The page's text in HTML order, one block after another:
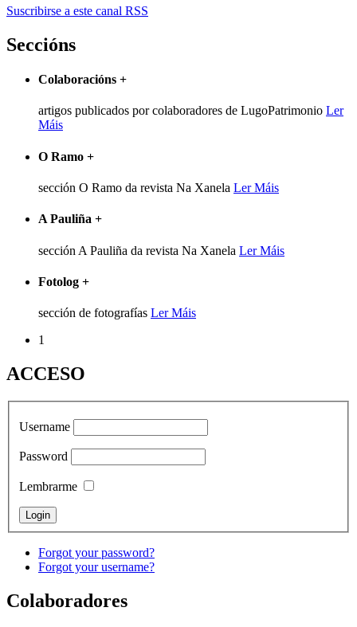
Suscribirse a este canal RSS
Seccións
Colaboracións +
artigos publicados por colaboradores de LugoPatrimonio Ler
Máis
O Ramo +
sección O Ramo da revista Na Xanela Ler Máis
A Pauliña +
sección A Pauliña da revista Na Xanela Ler Máis
Fotolog +
sección de fotografías Ler Máis
1
ACCESO
Username
Password
Lembrarme
Forgot your password?
Forgot your username?
Colaboradores